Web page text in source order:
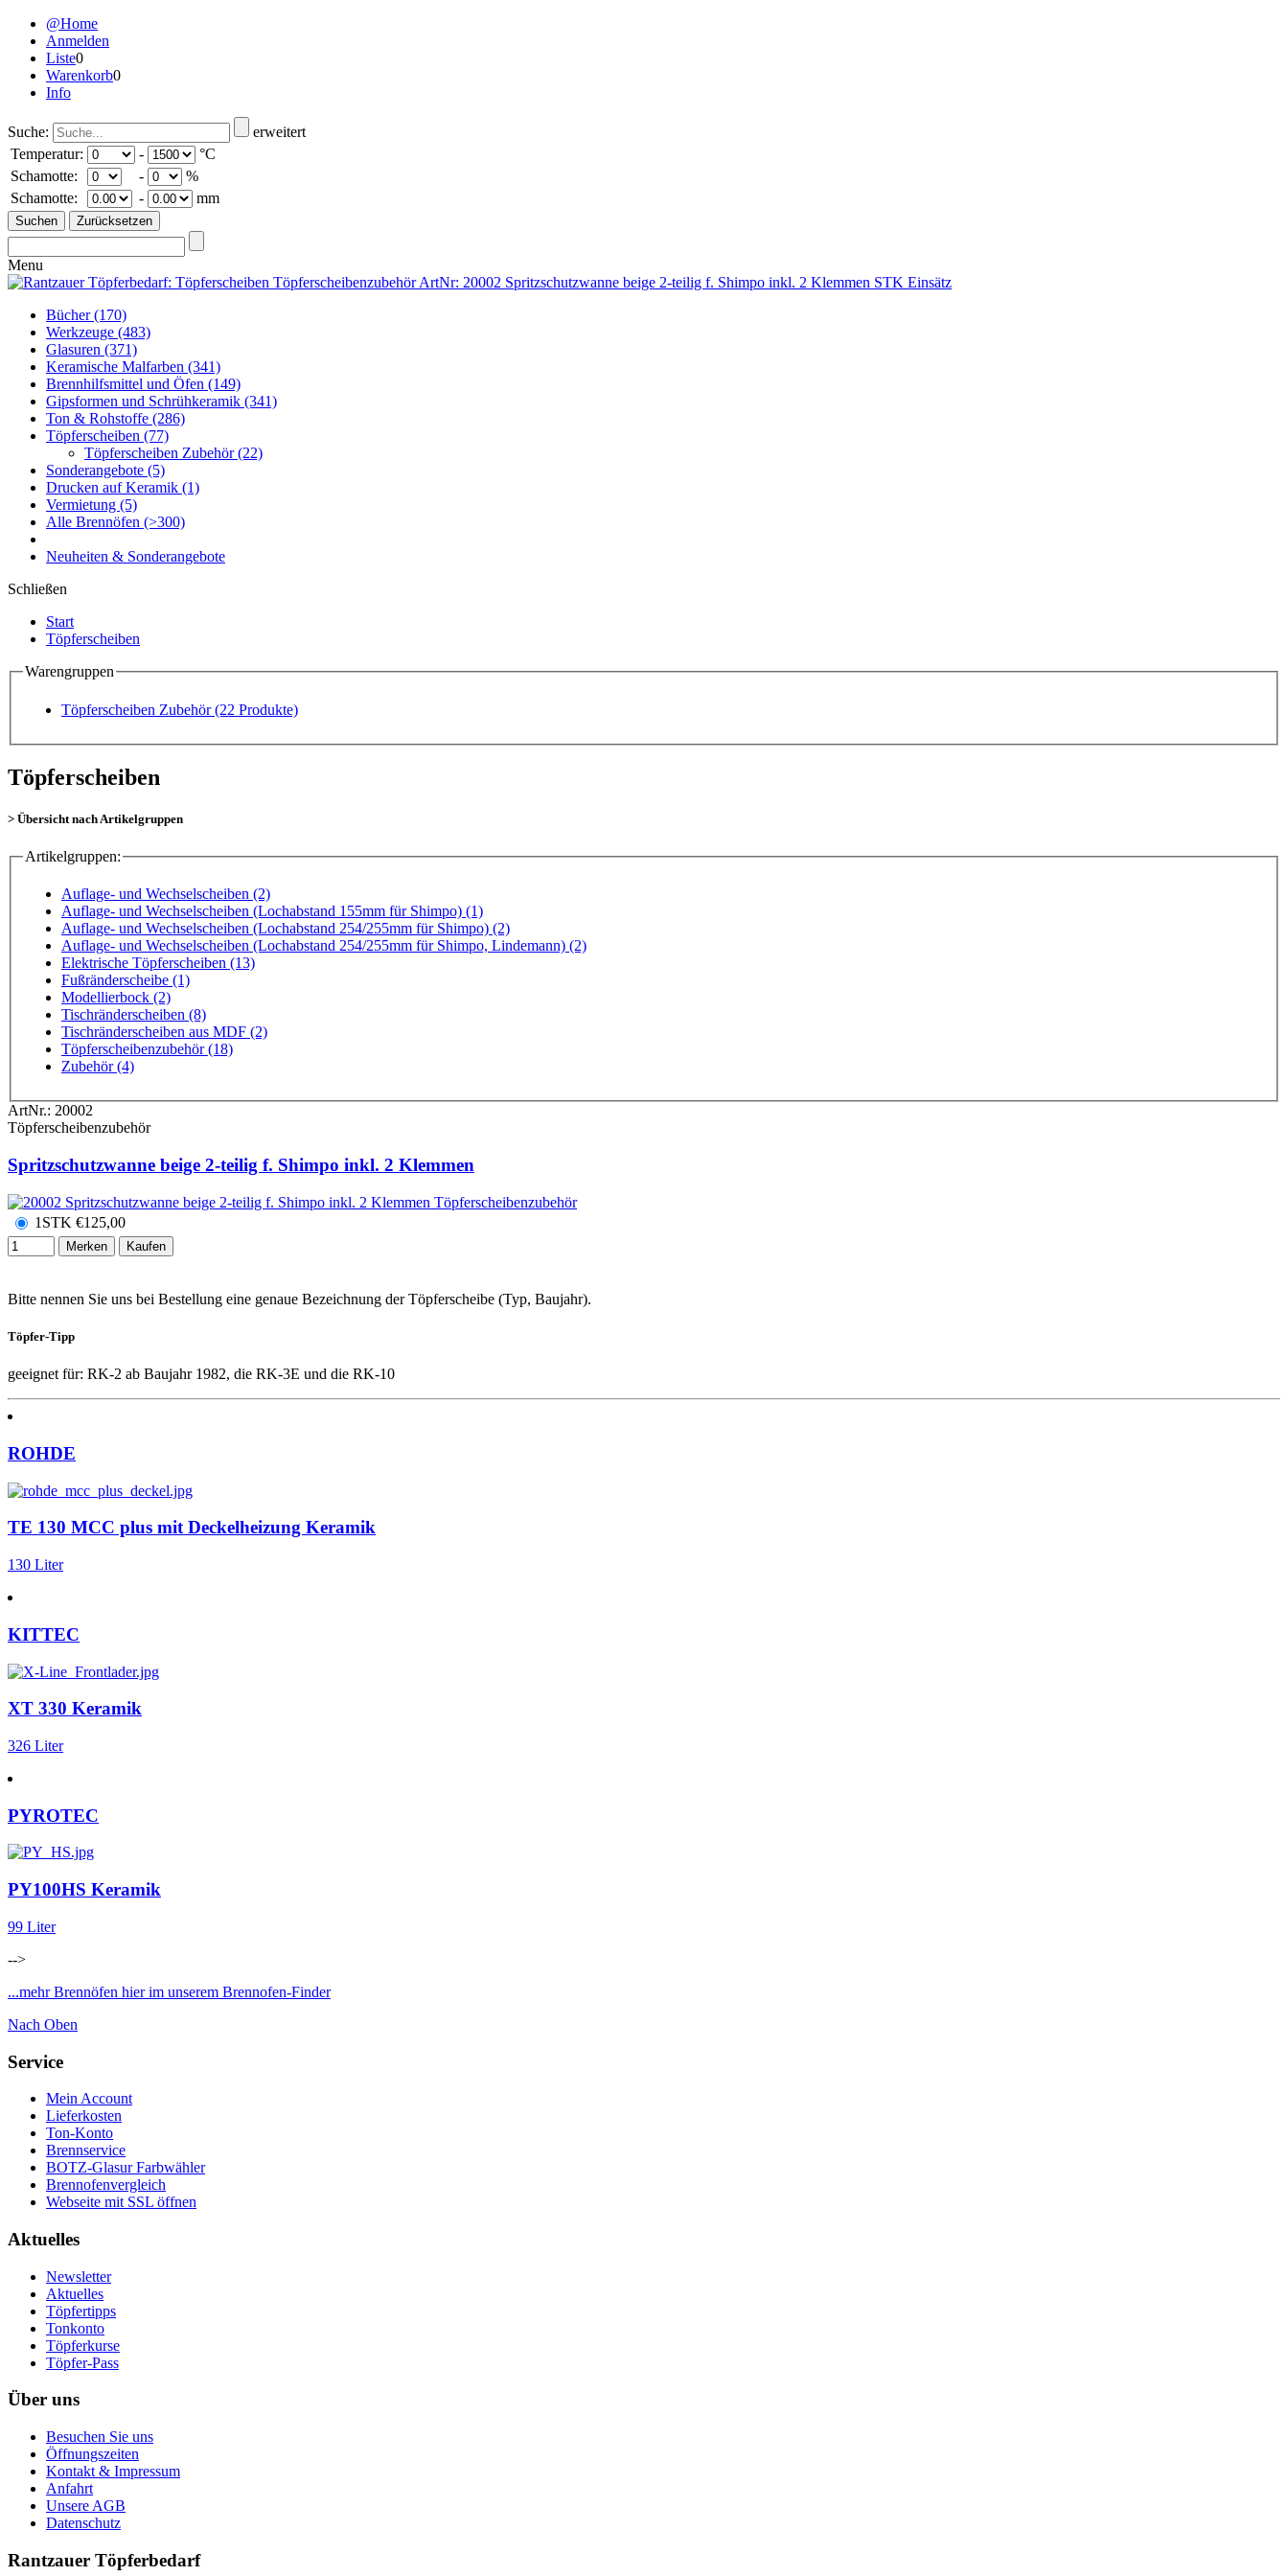
@Home
Anmelden
Liste0
Warenkorb0
Info
Suche:
erweitert
Temperatur:
-
°C
Schamotte:
-
%
Schamotte:
- mm
Menu
Bücher(170)
Werkzeuge (483)
Glasuren (371)
Keramische Malfarben (341)
Brennhilfsmittel und Öfen (149)
Gipsformen und Schrühkeramik (341)
Ton & Rohstoffe (286)
Töpferscheiben (77)
Töpferscheiben Zubehör(22)
Sonderangebote (5)
Drucken auf Keramik (1)
Vermietung (5)
Alle Brennöfen (>300)
Neuheiten & Sonderangebote
Schließen
Start
Töpferscheiben
Warengruppen
Töpferscheiben Zubehör(22 Produkte)
Töpferscheiben
> Übersicht nach Artikelgruppen
Artikelgruppen:
Auflage- und Wechselscheiben (2)
Auflage- und Wechselscheiben (Lochabstand 155mm für Shimpo) (1)
Auflage- und Wechselscheiben (Lochabstand 254/255mm für Shimpo) (2)
Auflage- und Wechselscheiben (Lochabstand 254/255mm für Shimpo, Lindemann) (2)
Elektrische Töpferscheiben (13)
Fußränderscheibe (1)
Modellierbock (2)
Tischränderscheiben (8)
Tischränderscheiben aus MDF (2)
Töpferscheibenzubehör (18)
Zubehör (4)
ArtNr.: 20002
Töpferscheibenzubehör
Spritzschutzwanne beige 2-teilig f. Shimpo inkl. 2 Klemmen
1STK €125,00
Merken Kaufen
Bitte nennen Sie uns bei Bestellung eine genaue Bezeichnung der Töpferscheibe (Typ, Baujahr).
Töpfer-Tipp
geeignet für: RK-2 ab Baujahr 1982, die RK-3E und die RK-10
ROHDE
TE 130 MCC plus mit Deckelheizung Keramik
130 Liter
KITTEC
XT 330 Keramik
326 Liter
PYROTEC
PY100HS Keramik
99 Liter
-->
...mehr Brennöfen hier im unserem Brennofen-Finder
Nach Oben
Service
Mein Account
Lieferkosten
Ton-Konto
Brennservice
BOTZ-Glasur Farbwähler
Brennofenvergleich
Webseite mit SSL öffnen
Aktuelles
Newsletter
Aktuelles
Töpfertipps
Tonkonto
Töpferkurse
Töpfer-Pass
Über uns
Besuchen Sie uns
Öffnungszeiten
Kontakt & Impressum
Anfahrt
Unsere AGB
Datenschutz
Rantzauer Töpferbedarf